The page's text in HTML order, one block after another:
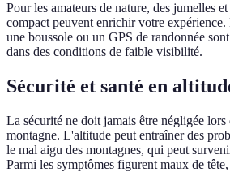
Pour les amateurs de nature, des jumelles
compact peuvent enrichir votre
une boussole ou un GPS de randonnée
dans des conditions de faible visibilité.
Sécurité et santé en
La sécurité ne doit jamais être négligée lors
montagne. L'altitude peut entraîner des
le mal aigu des montagnes, qui peut
Parmi les symptômes figurent maux de